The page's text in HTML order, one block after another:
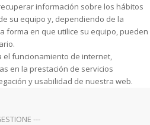
información sobre los hábitos
su equipo y, dependiendo de la
forma en que utilice su equipo, pueden
funcionamiento de internet,
en la prestación de servicios
y usabilidad de nuestra web.
---